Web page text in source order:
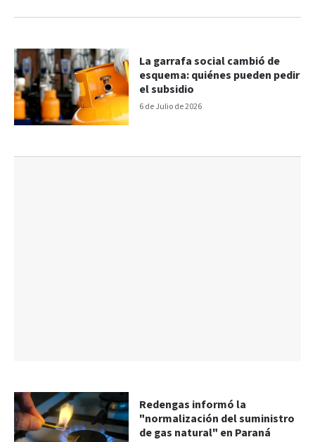
6 de Julio de 2026
La garrafa social cambió de
esquema: quiénes pueden pedir
el subsidio
Redengas informó la
"normalización del suministro
de gas natural" en Paraná